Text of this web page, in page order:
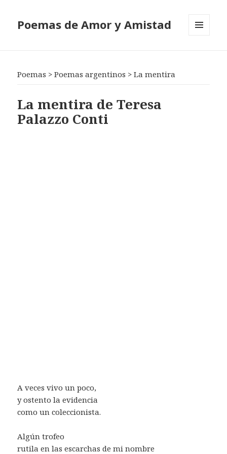
Poemas de Amor y Amistad
Poemas >Poemas argentinos >La mentira
La mentira de Teresa
Palazzo Conti
A veces vivo un poco,
y ostento la evidencia
como un coleccionista.
Algún trofeo
rutila en las escarchas de mi nombre